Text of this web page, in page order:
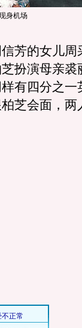
身机场
芳的女儿周
扮演母亲裘
有四分之一
芝会面，两